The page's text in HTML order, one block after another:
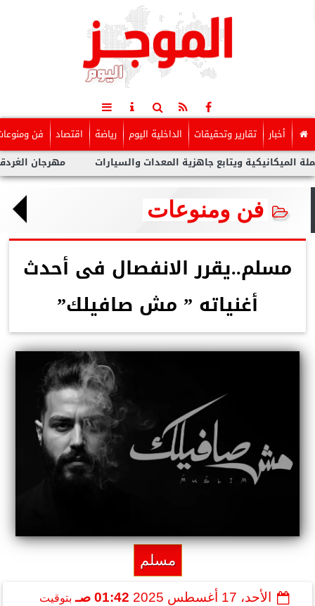
أخبار تقارير وتحقيقات الداخلية اليوم رياضة اقتصاد فن
مهرجان الغردقة لسينما ويتابع جاهزية المعدات والسيارات
فن ومنوعات
مسلم..يقرر الانفصال فى أحدث
أغنياته ” مش صافيلك”
مسلم
الأحد، 17 أغسطس 2025 01:42 صـ بتوقيت